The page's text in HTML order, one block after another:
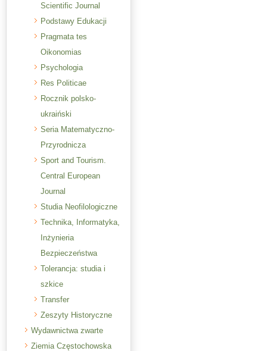
Scientific Journal
Podstawy Edukacji
Pragmata tes
Oikonomias
Psychologia
Res Politicae
Rocznik polsko-
ukraiński
Seria Matematyczno-
Przyrodnicza
Sport and Tourism.
Central European
Journal
Studia Neofilologiczne
Technika, Informatyka,
Inżynieria
Bezpieczeństwa
Tolerancja: studia i
szkice
Transfer
Zeszyty Historyczne
Wydawnictwa zwarte
Ziemia Częstochowska